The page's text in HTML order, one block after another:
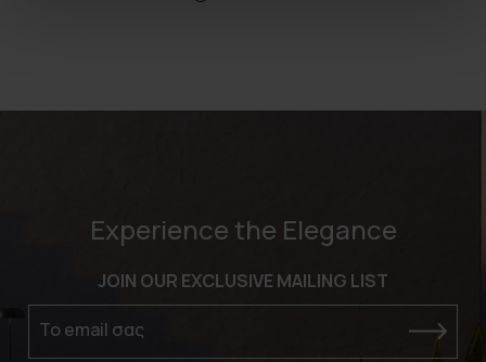
Experience the Elegance
JOIN OUR EXCLUSIVE MAILING LIST
Το email σας